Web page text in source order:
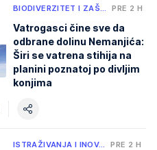
BIODIVERZITET I ZAŠ… PRE 2 H
Vatrogasci čine sve da
odbrane dolinu Nemanjića:
Širi se vatrena stihija na
planini poznatoj po divljim
konjima
ISTRAŽIVANJA I INOV… PRE 2 H